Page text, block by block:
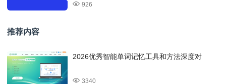
926
推荐内容
2026优秀智能单词记忆工具和方法深度对
3340